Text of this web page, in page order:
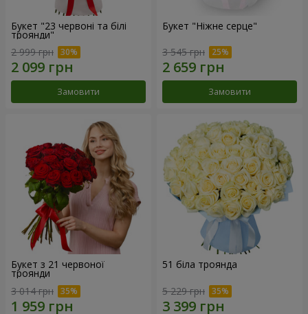
Букет "23 червоні та білі
троянди"
2 999 грн
Замовити
Букет "Ніжне серце"
3 545 грн
Замовити
Букет з 21 червоної
троянди
3 014 грн
51 біла троянда
5 229 грн